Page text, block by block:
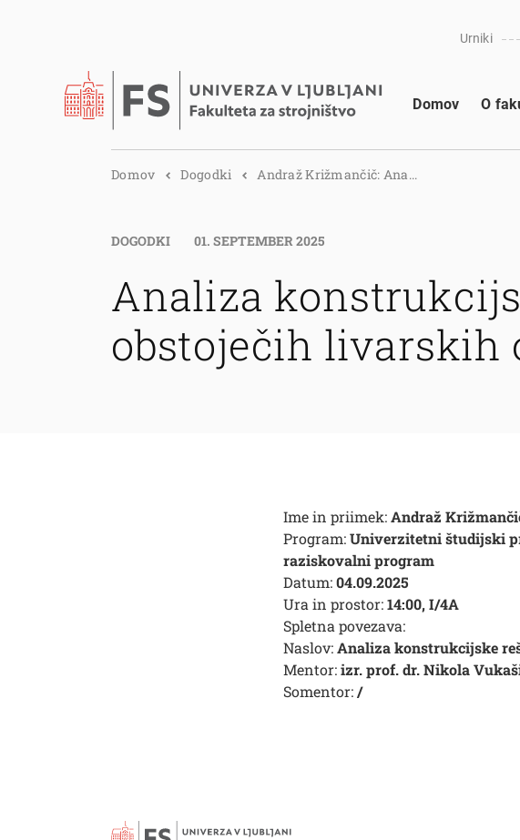
Urniki
Domov O
Domov Dogodki Andraž Križmančič: Ana...
DOGODKI 01. SEPTEMBER 2025
Analiza
obstoječih livarskih
Ime in priimek:Andraž
Program:Univerzitetni študijski
raziskovalni program
Datum:04.09.2025
Ura in prostor:14:00, I/4A
Spletna povezava:
Naslov:Analiza konstrukcijske
Mentor:izr. prof. dr. Nikola
Somentor:/